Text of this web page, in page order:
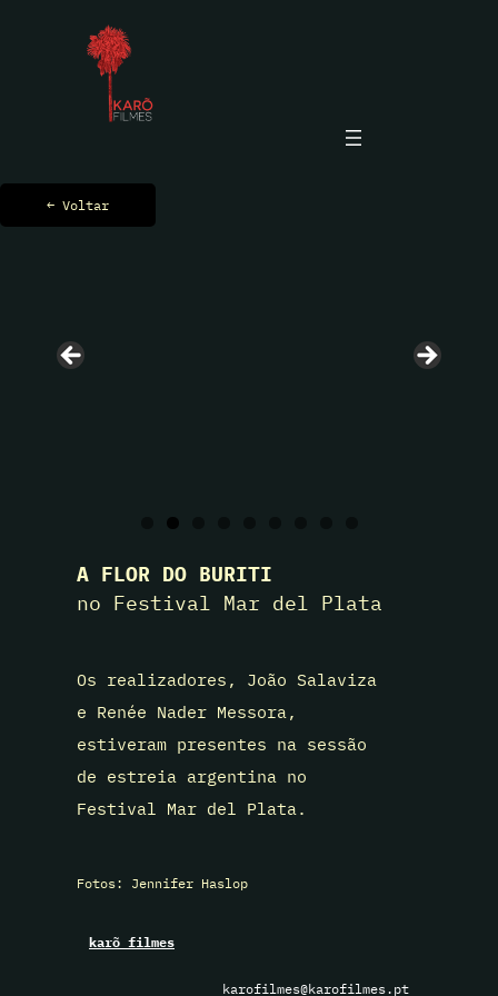
← Voltar
A FLOR DO BURITI
no Festival Mar del Plata
Os realizadores, João Salaviza
e Renée Nader Messora,
estiveram presentes na sessão
de estreia argentina no
Festival Mar del Plata.
Fotos: Jennifer Haslop
karõ filmes
karofilmes@karofilmes.pt